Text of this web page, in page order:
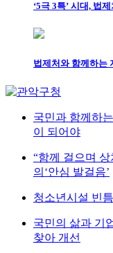
‘5극 3특’ 시대, 법
법제처와 함께하는
국민과 함께하
이 되어야
“함께 걸으며 상
의‘안심 발걸음’
청소년시설 빈
국민의 삶과 기
찾아 개선